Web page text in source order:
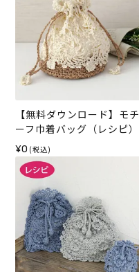
【無料ダウンロード】モチ
ーフ巾着バッグ（レシピ）
¥0 (税込)